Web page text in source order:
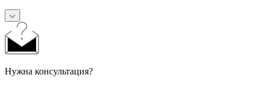
Нужна консультация?